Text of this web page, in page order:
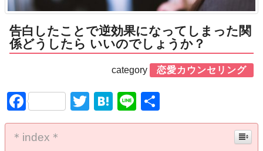
告白したことで逆効果になってしまった関
係どうしたら いいのでしょうか？
category 恋愛カウンセリング
FacebookTwitter
Hatena
Line
有
＊index＊